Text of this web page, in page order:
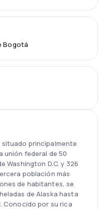
Bogotá
situado principalmente
unión federal de 50
Washington D.C. y 326
población más
de habitantes, se
de Alaska hasta
Conocido por su rica